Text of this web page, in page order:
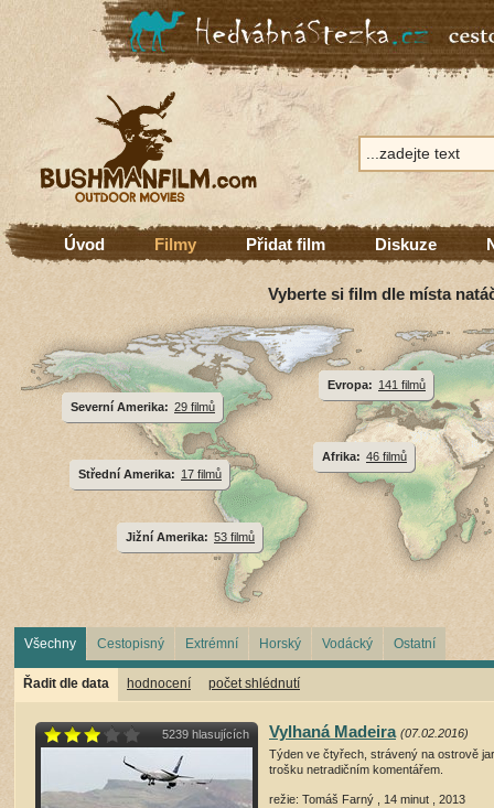
Úvod Filmy Přidat film Diskuze
Vyberte si film dle místa
Afrika: 46 filmů
Evropa: 141 filmů
Jižní Amerika: 53 filmů
Severní Amerika: 29 filmů
Střední Amerika: 17 filmů
Všechny Cestopisný Extrémní Horský Vodácký Ostatní
Řadit dle data hodnocení počet shlédnutí
5239 hlasujících Vylhaná Madeira (07.02.2016)
Týden ve čtyřech, strávený na ostrově
trošku netradičním komentářem.
režie: Tomáš Farný , 14 minut , 2013